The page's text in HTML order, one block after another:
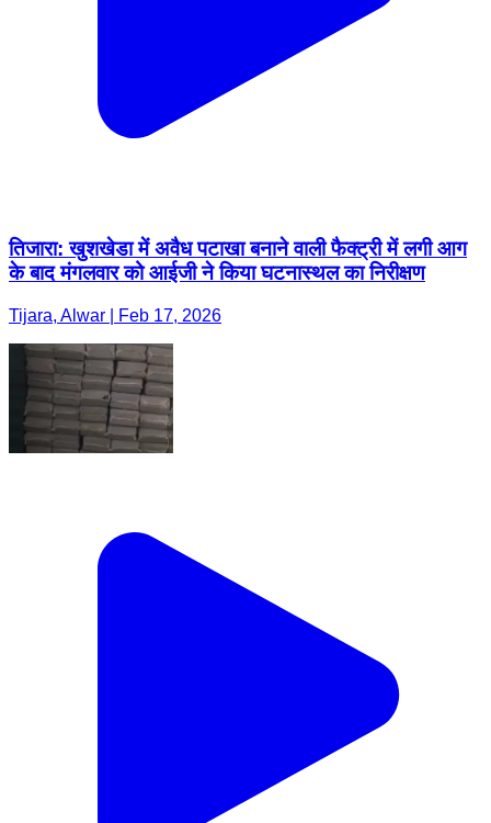
तिजारा: खुशखेडा में अवैध पटाखा बनाने वाली फैक्ट्री में लगी आग
के बाद मंगलवार को आईजी ने किया घटनास्थल का निरीक्षण
Tijara, Alwar | Feb 17, 2026